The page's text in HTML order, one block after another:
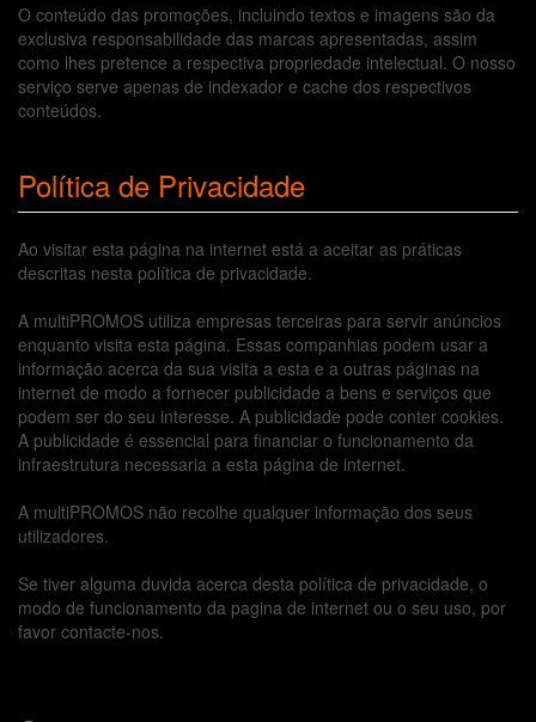
O conteúdo das promoções, incluindo textos e imagens são da
exclusiva responsabilidade das marcas apresentadas, assim
como lhes pretence a respectiva propriedade intelectual. O nosso
serviço serve apenas de indexador e cache dos respectivos
conteúdos.
Política de Privacidade
Ao visitar esta página na internet está a aceitar as práticas
descritas nesta política de privacidade.
A multiPROMOS utiliza empresas terceiras para servir anúncios
enquanto visita esta página. Essas companhias podem usar a
informação acerca da sua visita a esta e a outras páginas na
internet de modo a fornecer publicidade a bens e serviços que
podem ser do seu interesse. A publicidade pode conter cookies.
A publicidade é essencial para financiar o funcionamento da
infraestrutura necessaria a esta página de internet.
A multiPROMOS não recolhe qualquer informação dos seus
utilizadores.
Se tiver alguma duvida acerca desta política de privacidade, o
modo de funcionamento da pagina de internet ou o seu uso, por
favor contacte-nos.